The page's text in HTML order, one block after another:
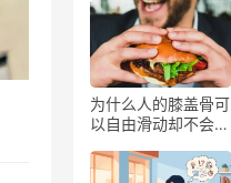
为什么人的膝盖骨可
以自由滑动却不会掉